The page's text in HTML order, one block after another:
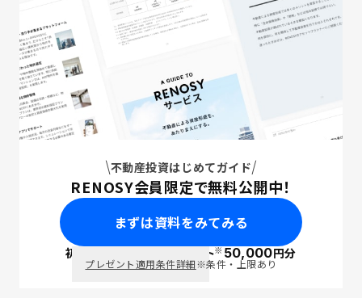
不動産投資はじめてガイド
RENOSY会員限定で無料公開中！
まずは資料をみてみる
初回面談で ポイント※50,000円分
プレゼント適用条件詳細※条件・上限あり